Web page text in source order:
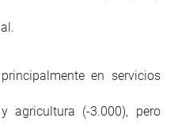
en servicios
agricultura (-3.000), pero